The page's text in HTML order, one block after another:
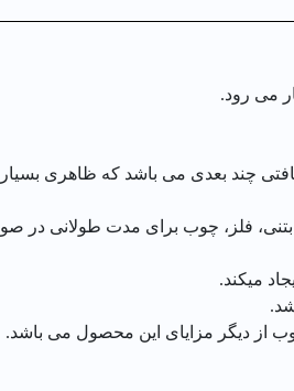
مى رود.
چند بعدى مى باشد که ظاهرى بسیار
فلز، چوب براى مدت طولانى در
میکند.
از دیگر مزایاى این محصول مى باشد.